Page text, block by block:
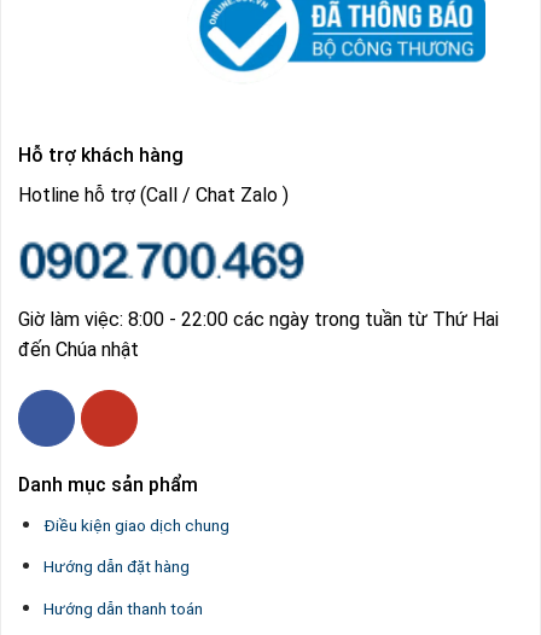
Hỗ trợ khách hàng
Hotline hỗ trợ (Call / Chat Zalo )
Giờ làm việc: 8:00 - 22:00 các ngày trong tuần từ Thứ Hai
đến Chúa nhật
Danh mục sản phẩm
Điều kiện giao dịch chung
Hướng dẫn đặt hàng
Hướng dẫn thanh toán